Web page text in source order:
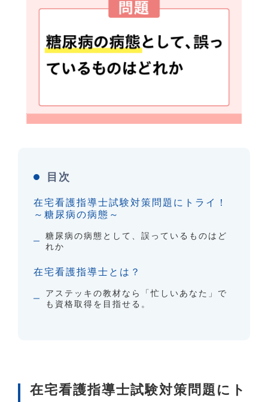
目次
在宅看護指導士試験対策問題にトライ！
～糖尿病の病態～
糖尿病の病態として、誤っているものはど
れか
在宅看護指導士とは？
アステッキの教材なら「忙しいあなた」で
も資格取得を目指せる。
在宅看護指導士試験対策問題にト